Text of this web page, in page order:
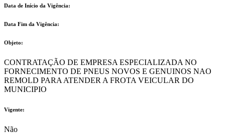
Data de Início da Vigência:
Data Fim da Vigência:
Objeto:
CONTRATAÇÃO DE EMPRESA ESPECIALIZADA NO
FORNECIMENTO DE PNEUS NOVOS E GENUINOS NAO
REMOLD PARA ATENDER A FROTA VEICULAR DO
MUNICIPIO
Vigente:
Não